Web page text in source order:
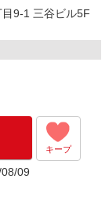
目9-1 三谷ビル5F
キープ
09